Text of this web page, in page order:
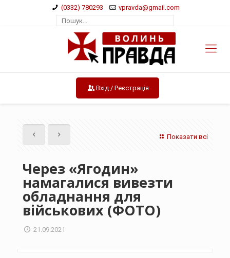
(0332) 780293 vpravda@gmail.com
Вхід / Реєстрація
Показати всі
Через «Ягодин»
намагалися вивезти
обладнання для
військових (ФОТО)
21.09.2021